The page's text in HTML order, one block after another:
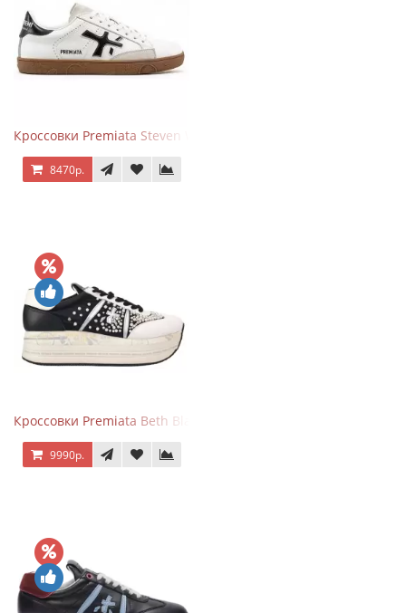
Кроссовки Premiata Steven White Black
8470р.
Кроссовки Premiata Beth Black White
9990р.